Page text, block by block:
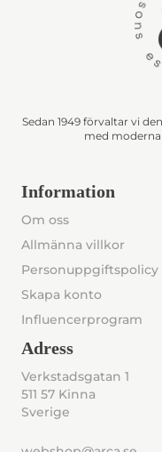
Sedan 1949 förvaltar vi
med
Information
Om oss
Allmänna villkor
Personuppgiftspolicy
Skapa konto
Influencerprogram
Adress
Verkstadsgatan 1
511 57 Kinna
Sverige